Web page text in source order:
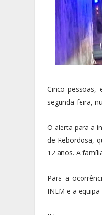
Cinco pessoas,
segunda-feira,
O alerta para a
de Rebordosa,
12 anos. A
Para a
INEM e a